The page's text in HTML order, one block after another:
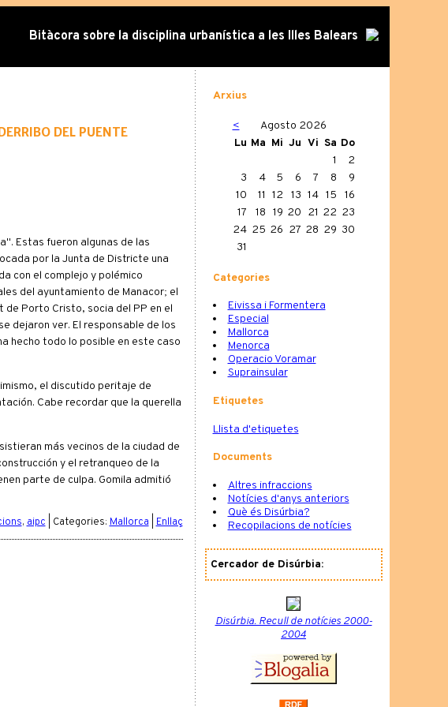
Bitàcora sobre la disciplina urbanística a les Illes Balears
del puente
Estas fueron algunas de las
por la Junta de Districte una
con el complejo y polémico
del ayuntamiento de Manacor; el
de Porto Cristo, socia del PP en el
dejaron ver. El responsable de los
hecho todo lo posible en este caso
el discutido peritaje de
Cabe recordar que la querella
más vecinos de la ciudad de
y el retranqueo de la
parte de culpa. Gomila admitió
, aipc | Categories: Mallorca Enllaç
Arxius
<
Agosto 2026
Lu Ma Mi Ju Vi Sa Do
1
2
3
4 5 6 7 8
9
10
11 12 13 14 15
16
17
18 19 20 21 22 23
24 25 26 27 28 29 30
31
Categories
Eivissa i Formentera
Especial
Mallorca
Menorca
Operacio Voramar
Suprainsular
Etiquetes
Llista d'etiquetes
Documents
Altres infraccions
Notícies d'anys anteriors
Què és Disúrbia?
Recopilacions de notícies
Cercador de Disúrbia:
Disúrbia. Recull de notícies 2000-
2004